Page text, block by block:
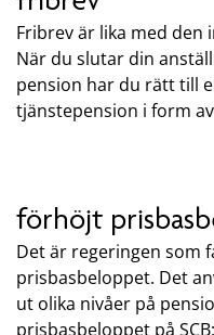
Fribrev är lika med den
När du slutar din
pension har du rätt till
tjänstepension i form
förhöjt
Det är regeringen som
prisbasbeloppet. Det
ut olika nivåer på
prisbasbeloppet på